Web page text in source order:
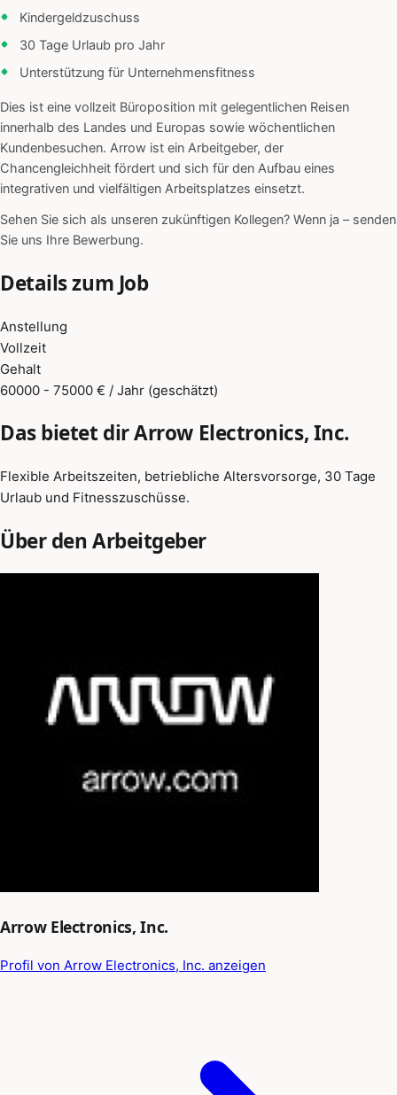
Kindergeldzuschuss
30 Tage Urlaub pro Jahr
Unterstützung für Unternehmensfitness
Dies ist eine vollzeit Büroposition mit gelegentlichen Reisen
innerhalb des Landes und Europas sowie wöchentlichen
Kundenbesuchen. Arrow ist ein Arbeitgeber, der
Chancengleichheit fördert und sich für den Aufbau eines
integrativen und vielfältigen Arbeitsplatzes einsetzt.
Sehen Sie sich als unseren zukünftigen Kollegen? Wenn ja – senden
Sie uns Ihre Bewerbung.
Details zum Job
Anstellung
Vollzeit
Gehalt
60000 - 75000 € / Jahr (geschätzt)
Das bietet dir Arrow Electronics, Inc.
Flexible Arbeitszeiten, betriebliche Altersvorsorge, 30 Tage
Urlaub und Fitnesszuschüsse.
Über den Arbeitgeber
Arrow Electronics, Inc.
Profil von Arrow Electronics, Inc. anzeigen